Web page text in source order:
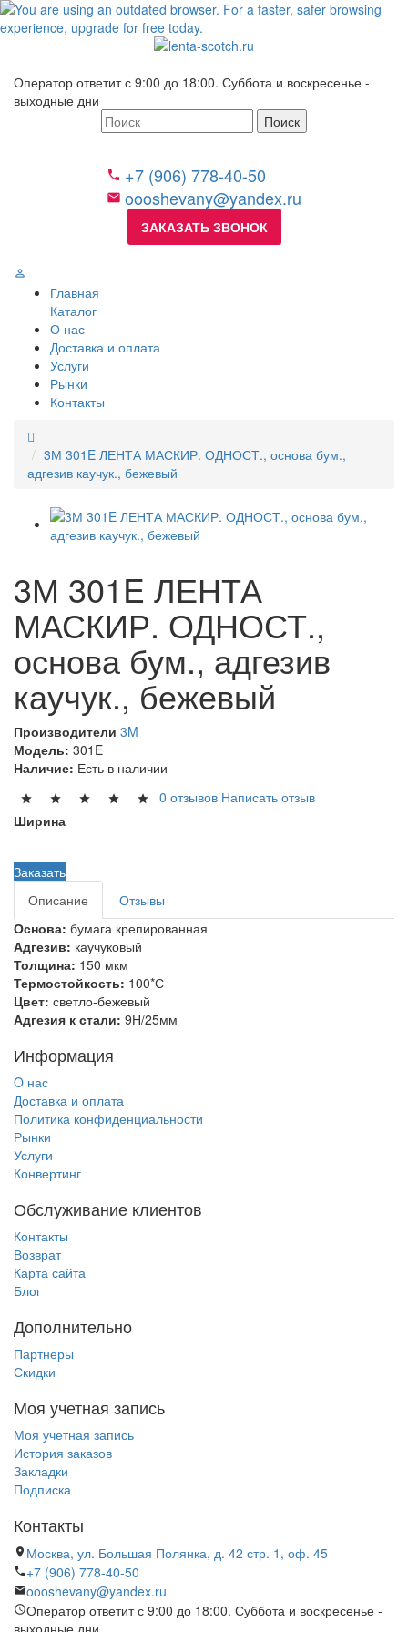
Оператор ответит с 9:00 до 18:00. Суббота и воскресенье -
выходные дни
Поиск
+7 (906) 778-40-50
oooshevany@yandex.ru
ЗАКАЗАТЬ ЗВОНОК
Главная
Каталог
О нас
Доставка и оплата
Услуги
Рынки
Контакты
3М 301E ЛЕНТА МАСКИР. ОДНОСТ., основа бум.,
адгезив каучук., бежевый
3М 301E ЛЕНТА
МАСКИР. ОДНОСТ.,
основа бум., адгезив
каучук., бежевый
Производители 3M
Модель: 301E
Наличие: Есть в наличии
0 отзывов Написать отзыв
Ширина
Заказать
Описание
Отзывы
Основа: бумага крепированная
Адгезив: каучуковый
Толщина: 150 мкм
Термостойкость: 100*С
Цвет: светло-бежевый
Адгезия к стали: 9Н/25мм
Информация
O нас
Доставка и оплата
Политика конфиденциальности
Рынки
Услуги
Конвертинг
Обслуживание клиентов
Контакты
Возврат
Карта сайта
Блог
Дополнительно
Партнеры
Скидки
Моя учетная запись
Моя учетная запись
История заказов
Закладки
Подписка
Контакты
Москва, ул. Большая Полянка, д. 42 стр. 1, оф. 45
+7 (906) 778-40-50
oooshevany@yandex.ru
Оператор ответит с 9:00 до 18:00. Суббота и воскресенье -
выходные дни